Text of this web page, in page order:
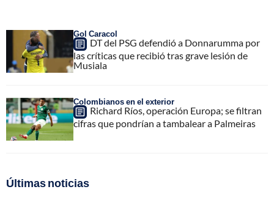
Gol Caracol
DT del PSG defendió a Donnarumma por
las críticas que recibió tras grave lesión de
Musiala
Colombianos en el exterior
Richard Ríos, operación Europa; se filtran
cifras que pondrían a tambalear a Palmeiras
Últimas noticias